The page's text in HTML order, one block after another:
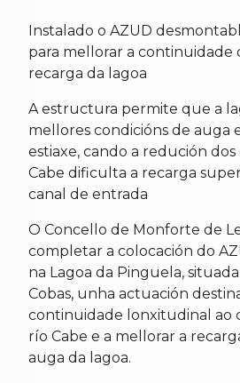
Instalado o AZUD
para mellorar a continuidade
recarga da lagoa
A estructura permite que a
mellores condicións de auga
estiaxe, cando a redución
Cabe dificulta a recarga
canal de entrada
O Concello de Monforte de
completar a colocación do
na Lagoa da Pinguela,
Cobas, unha actuación
continuidade lonxitudinal ao
río Cabe e a mellorar a
auga da lagoa.